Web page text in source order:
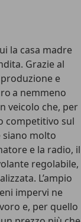
la casa madre
Grazie al
e
a nemmeno
veicolo che, per
competitivo sul
siano molto
e la radio, il
regolabile,
L’ampio
impervi ne
e, per quello